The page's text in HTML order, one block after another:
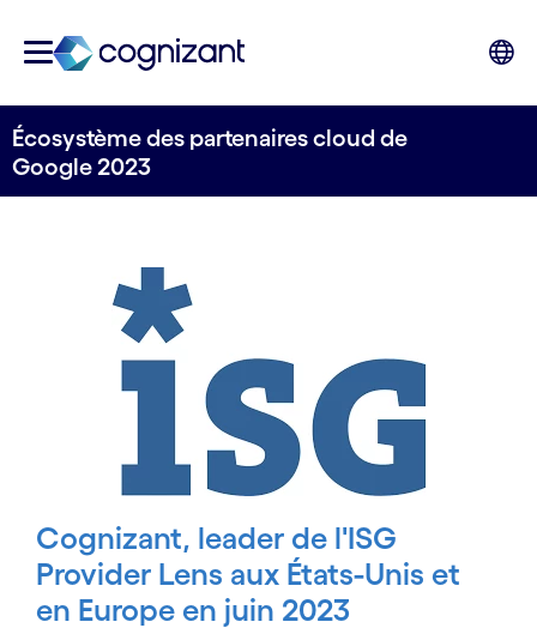
Écosystème des partenaires cloud de
Google 2023
Cognizant, leader de l'ISG
Provider Lens aux États-Unis et
en Europe en juin 2023